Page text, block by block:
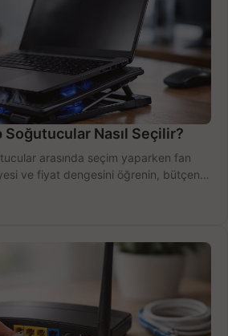
Soğutucular Nasıl Seçilir?
arasında seçim yaparken fan
ve fiyat dengesini öğrenin, bütçenizi